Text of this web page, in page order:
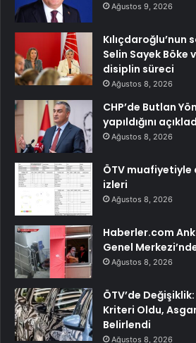
Ağustos 9, 2026
Kılıçdaroğlu’nun
Selin Sayek Böke
disiplin süreci
Ağustos 8, 2026
CHP’de Butlan
yapıldığını
Ağustos 8, 2026
ÖTV
izleri
Ağustos 8, 2026
Haberler.com
Genel
Ağustos 8, 2026
ÖTV’de
Kriteri Oldu,
Belirlendi
Ağustos 8, 2026